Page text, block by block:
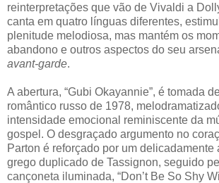
reinterpretações que vão de Vivaldi a
canta em quatro línguas diferentes,
plenitude melodiosa, mas mantém os
abandono e outros aspectos do seu
avant-garde.
A abertura, “Gubi Okayannie”, é tomada
romântico russo de 1978,
intensidade emocional reminiscente da
gospel. O desgraçado argumento no
Parton é reforçado por um delicadamente
grego duplicado de Tassignon, seguido
cançoneta iluminada, “Don’t Be So Shy